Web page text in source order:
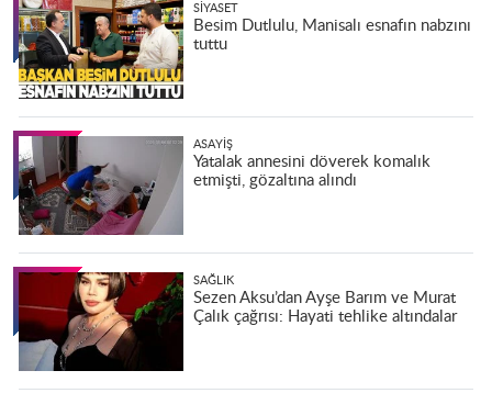
SIYASET
Besim Dutlulu, Manisalı esnafın nabzını
tuttu
ASAYIŞ
Yatalak annesini döverek komalık
etmişti, gözaltına alındı
SAĞLIK
Sezen Aksu’dan Ayşe Barım ve Murat
Çalık çağrısı: Hayati tehlike altındalar